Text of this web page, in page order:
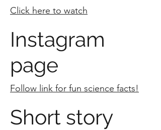
Click here to watch
Instagram
page
Follow link for fun science facts!
Short story